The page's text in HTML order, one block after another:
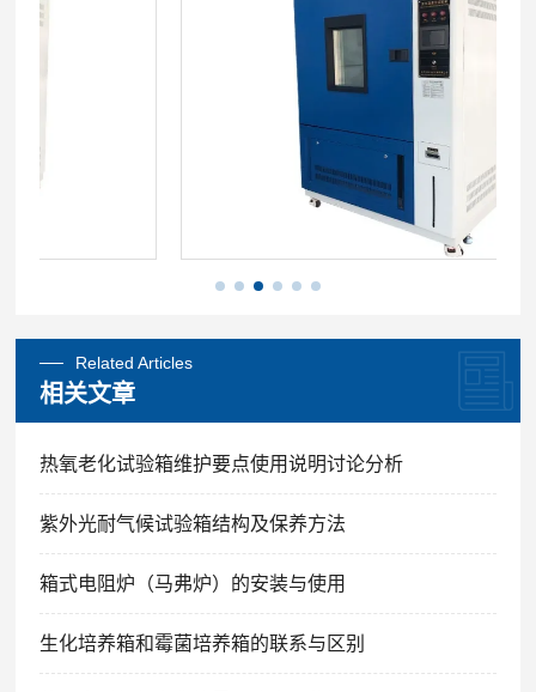
Related Articles
相关文章
热氧老化试验箱维护要点使用说明讨论分析
紫外光耐气候试验箱结构及保养方法
箱式电阻炉（马弗炉）的安装与使用
生化培养箱和霉菌培养箱的联系与区别